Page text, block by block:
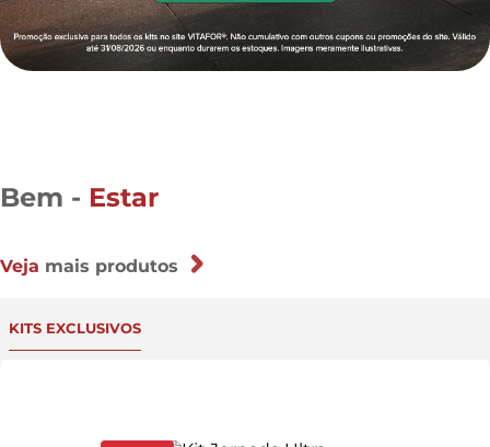
Bem - Estar
Veja mais produtos
KITS EXCLUSIVOS